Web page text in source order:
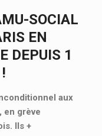
SOCIAL
EN
DEPUIS 1
aux
en grève
Ils +